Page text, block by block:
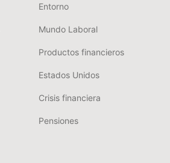
Entorno
Mundo Laboral
Productos financieros
Estados Unidos
Crisis financiera
Pensiones